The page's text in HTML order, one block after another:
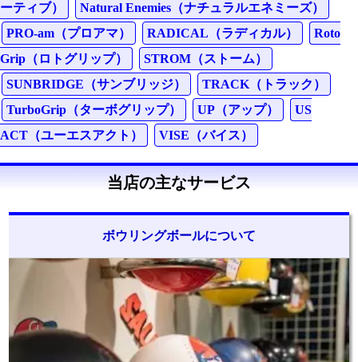
ーティブ）
Natural Enemies（ナチュラルエネミーズ）
PRO-am（プロアマ）
RADICAL（ラディカル）
Roto
Grip（ロトグリップ）
STROM（ストーム）
SUNBRIDGE（サンブリッジ）
TRACK（トラック）
TurboGrip（ターボグリップ）
UP（アップ）
US
ACT（ユーエスアクト）
VISE（バイス）
当店の主なサービス
ボウリングボールについて